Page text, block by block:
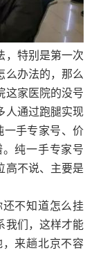
，特别是第一次
么办法的，那么
这家医院的没号
人通过跑腿实现
一手专家号、价
纯一手专家号
高不说、主要是
不知道怎么挂
我们，这样才能
来趟北京不容